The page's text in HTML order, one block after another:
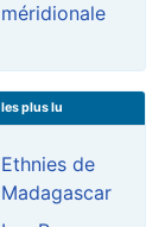
méridionale
les plus lu
Ethnies de
Madagascar